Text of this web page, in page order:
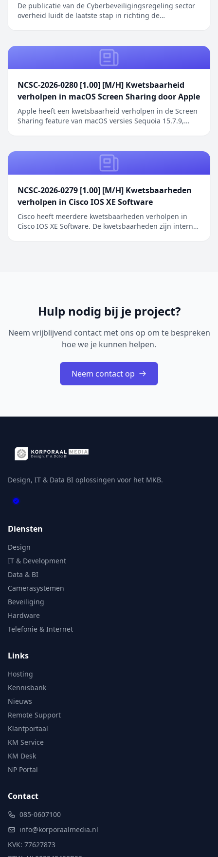
De publicatie van de Cyberbeveiligingsregeling sector
overheid luidt de laatste stap in richting de
Staatscourant verscheen eerst op Digitale Overheid.
NCSC-2026-0280 [1.00] [M/H] Kwetsbaarheid
verholpen in macOS Screen Sharing door Apple
Apple heeft een kwetsbaarheid verholpen in de Screen
Sharing feature van macOS versies Sequoia 15.7.9,
Sharing functionaliteit waarbij netwerkaanvallers
toegang kunnen verkrijgen zonder geldige
NCSC-2026-0279 [1.00] [M/H] Kwetsbaarheden
verholpen in Cisco IOS XE Software
Cisco heeft meerdere kwetsbaarheden verholpen in
Cisco IOS XE Software. De kwetsbaarheden zijn intern
Hulp nodig bij je project?
Neem vrijblijvend contact met ons op om te bespreken
hoe we je kunnen helpen.
Neem contact op
Design, IT & Data BI oplossingen voor het MKB.
Diensten
Design
IT & Development
Data & BI
Camerasystemen
Beveiliging
Hardware
Telefonie & Internet
Links
Hosting
Kennisbank
Nieuws
Remote Support
Klantportaal
KM Service
KM Desk
NP Portal
Contact
085-0607100
info@korporaalmedia.nl
KVK: 77627873